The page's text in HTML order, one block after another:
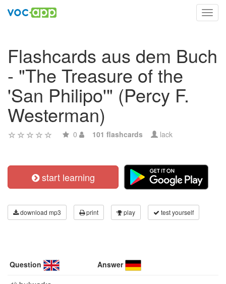
Flashcards aus dem Buch
- "The Treasure of the
'San Philipo'" (Percy F.
Westerman)
0 101 flashcards lack
start learning
download mp3 print play test yourself
Question Answer